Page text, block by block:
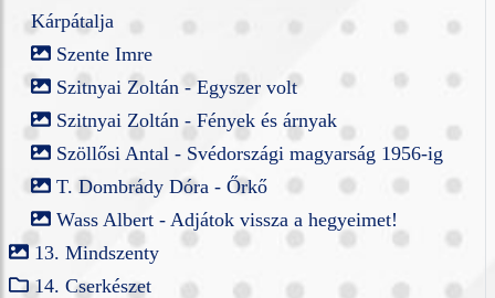
Kárpátalja
Szente Imre
Szitnyai Zoltán - Egyszer volt
Szitnyai Zoltán - Fények és árnyak
Szöllősi Antal - Svédországi magyarság 1956-ig
T. Dombrády Dóra - Őrkő
Wass Albert - Adjátok vissza a hegyeimet!
13. Mindszenty
14. Cserkészet